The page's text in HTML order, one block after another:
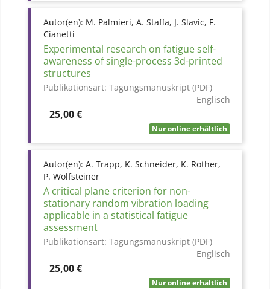
Autor(en): M. Palmieri, A. Staffa, J. Slavic, F.
Cianetti
Experimental research on fatigue self-
awareness of single-process 3d-printed
structures
Publikationsart: Tagungsmanuskript (PDF)
Englisch
Preis
25,00 €
Nur online erhältlich
Autor(en): A. Trapp, K. Schneider, K. Rother,
P. Wolfsteiner
A critical plane criterion for non-
stationary random vibration loading
applicable in a statistical fatigue
assessment
Publikationsart: Tagungsmanuskript (PDF)
Englisch
Preis
25,00 €
Nur online erhältlich